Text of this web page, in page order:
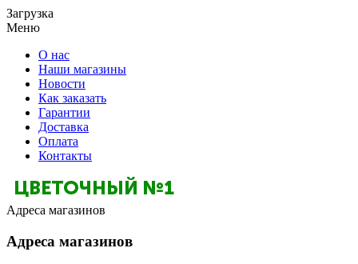
Загрузка
Меню
О нас
Наши магазины
Новости
Как заказать
Гарантии
Доставка
Оплата
Контакты
Адреса магазинов
Адреса магазинов